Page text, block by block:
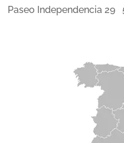
Paseo Independencia 29